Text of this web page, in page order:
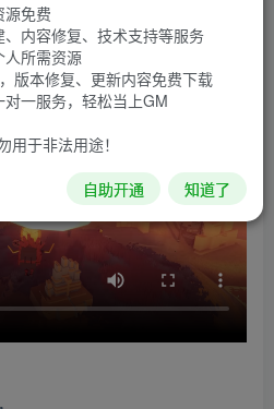
源免费
内容修复、技术支持等服务
人所需资源
版本修复、更新内容免费下载
一服务，轻松当上GM
于非法用途！
自助开通 知道了